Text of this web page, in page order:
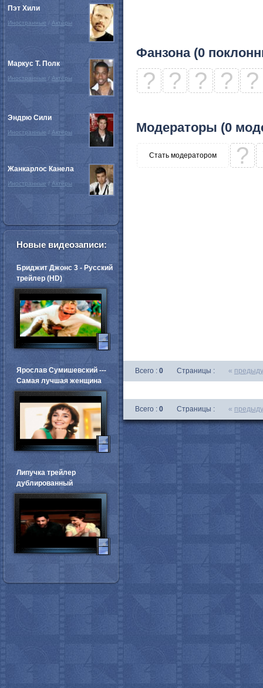
Фанзона (0
? ? ? ? ?
Модераторы (0
Стать модератором ?
Всего : 0 Страницы : «
Всего : 0 Страницы : «
Пэт Хили
Иностранные / Актёры
Маркус Т. Полк
Иностранные / Актёры
Эндрю Сили
Иностранные / Актёры
Жанкарлос Канела
Иностранные / Актёры
Новые видеозаписи:
Бриджит Джонс 3 - Русский
трейлер (HD)
Ярослав Сумишевский ---
Самая лучшая женщина
Липучка трейлер
дублированный